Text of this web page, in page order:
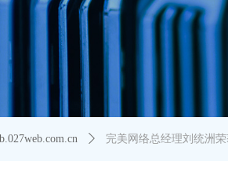
ꄲ 完美网络总经理刘统洲